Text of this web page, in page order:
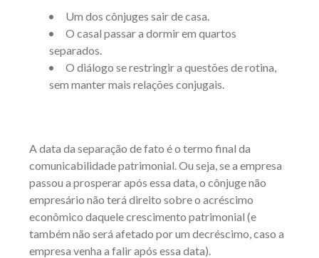
Um dos cônjuges sair de casa.
O casal passar a dormir em quartos
separados.
O diálogo se restringir a questões de rotina,
sem manter mais relações conjugais.
A data da separação de fato é o termo final da
comunicabilidade patrimonial. Ou seja, se a empresa
passou a prosperar após essa data, o cônjuge não
empresário não terá direito sobre o acréscimo
econômico daquele crescimento patrimonial (e
também não será afetado por um decréscimo, caso a
empresa venha a falir após essa data).